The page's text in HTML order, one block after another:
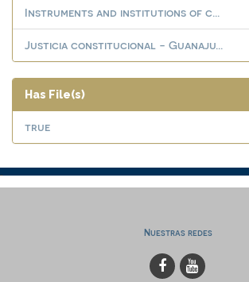
Instruments and institutions of c...
Justicia constitucional - Guanaju...
Has File(s)
true
Nuestras redes